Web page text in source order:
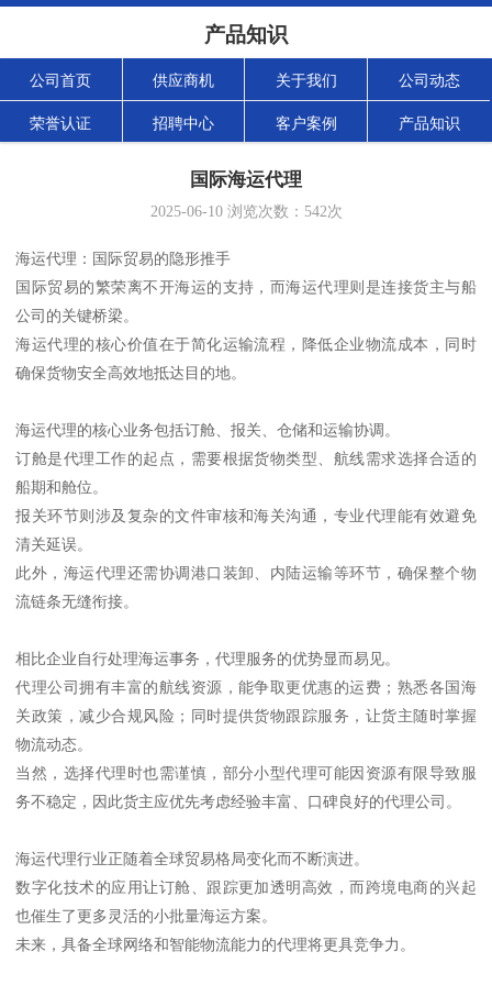
产品知识
公司首页 供应商机 关于我们 公司动态
荣誉认证 招聘中心 客户案例 产品知识
国际海运代理
2025-06-10浏览次数： 542次
海运代理：国际贸易的隐形推手
国际贸易的繁荣离不开海运的支持，而海运代理则是连接货主与船
公司的关键桥梁。
海运代理的核心价值在于简化运输流程，降低企业物流成本，同时
确保货物安全高效地抵达目的地。
海运代理的核心业务包括订舱、报关、仓储和运输协调。
订舱是代理工作的起点，需要根据货物类型、航线需求选择合适的
船期和舱位。
报关环节则涉及复杂的文件审核和海关沟通，专业代理能有效避免
清关延误。
此外，海运代理还需协调港口装卸、内陆运输等环节，确保整个物
流链条无缝衔接。
相比企业自行处理海运事务，代理服务的优势显而易见。
代理公司拥有丰富的航线资源，能争取更优惠的运费；熟悉各国海
关政策，减少合规风险；同时提供货物跟踪服务，让货主随时掌握
物流动态。
当然，选择代理时也需谨慎，部分小型代理可能因资源有限导致服
务不稳定，因此货主应优先考虑经验丰富、口碑良好的代理公司。
海运代理行业正随着全球贸易格局变化而不断演进。
数字化技术的应用让订舱、跟踪更加透明高效，而跨境电商的兴起
也催生了更多灵活的小批量海运方案。
未来，具备全球网络和智能物流能力的代理将更具竞争力。